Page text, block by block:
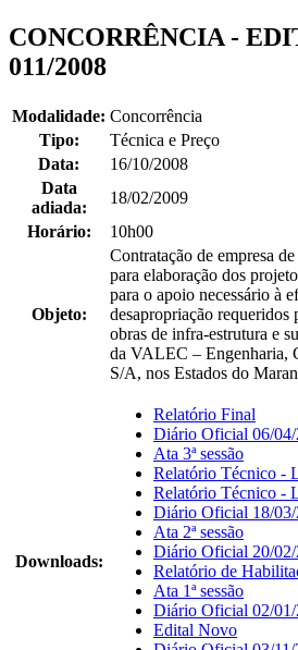
CONCORRÊNCIA -
011/2008
Modalidade: Concorrência
Tipo:
Técnica e Preço
Data:
16/10/2008
Data
adiada:
18/02/2009
Horário:
10h00
Objeto:
Contratação de empresa
para elaboração dos
para o apoio necessário à
desapropriação requeridos
obras de infra-estrutura e
da VALEC – Engenharia,
S/A, nos Estados do
Downloads:
Relatório Final
Diário Oficial 06/
Ata 3ª sessão
Relatório Técnico -
Relatório Técnico -
Diário Oficial 18/
Ata 2ª sessão
Diário Oficial 20/
Relatório de
Ata 1ª sessão
Diário Oficial 02/
Edital Novo